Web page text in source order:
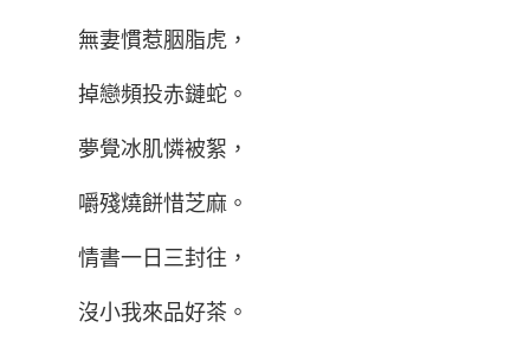
無妻慣惹胭脂虎，
掉戀頻投赤鏈蛇。
夢覺冰肌憐被絮，
嚼殘燒餅惜芝麻。
情書一日三封往，
沒小我來品好茶。